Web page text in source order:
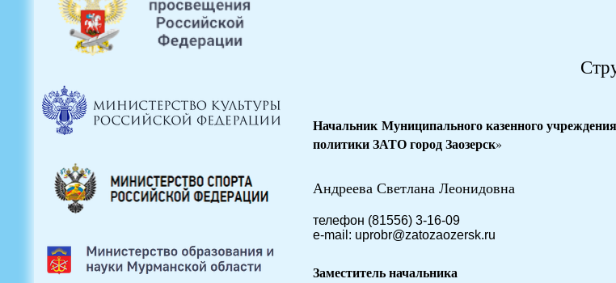
Начальник Муниципального казенного учреждения
политики ЗАТО город Заозерск»
Андреева Светлана Леонидовна
телефон (81556) 3-16-09
e-mail: uprobr@zatozaozersk.ru
Заместитель начальника